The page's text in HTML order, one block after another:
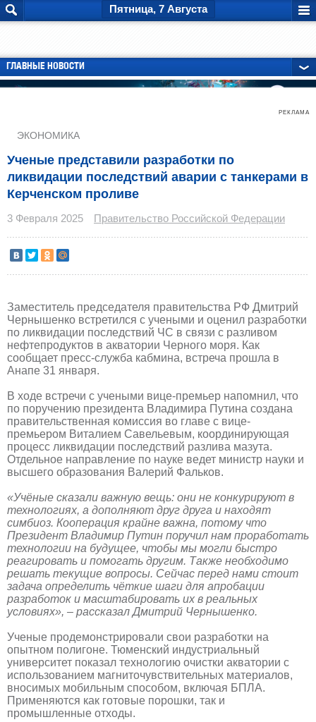
Пятница, 7 Августа
ГЛАВНЫЕ НОВОСТИ
РЕКЛАМА
ЭКОНОМИКА
Ученые представили разработки по
ликвидации последствий аварии с танкерами в
Керченском проливе
3 Февраля 2025 Правительство Российской Федерации
Заместитель председателя правительства РФ Дмитрий
Чернышенко встретился с учеными и оценил разработки
по ликвидации последствий ЧС в связи с разливом
нефтепродуктов в акватории Черного моря. Как
сообщает пресс-служба кабмина, встреча прошла в
Анапе 31 января.
В ходе встречи с учеными вице-премьер напомнил, что
по поручению президента Владимира Путина создана
правительственная комиссия во главе с вице-
премьером Виталием Савельевым, координирующая
процесс ликвидации последствий разлива мазута.
Отдельное направление по науке ведет министр науки и
высшего образования Валерий Фальков.
«Учёные сказали важную вещь: они не конкурируют в
технологиях, а дополняют друг друга и находят
симбиоз. Кооперация крайне важна, потому что
Президент Владимир Путин поручил нам проработать
технологии на будущее, чтобы мы могли быстро
реагировать и помогать другим. Также необходимо
решать текущие вопросы. Сейчас перед нами стоит
задача определить чёткие шаги для апробации
разработок и масштабировать их в реальных
условиях», – рассказал Дмитрий Чернышенко.
Ученые продемонстрировали свои разработки на
опытном полигоне. Тюменский индустриальный
университет показал технологию очистки акватории с
использованием магниточувствительных материалов,
вносимых мобильным способом, включая БПЛА.
Применяются как готовые порошки, так и
промышленные отходы.